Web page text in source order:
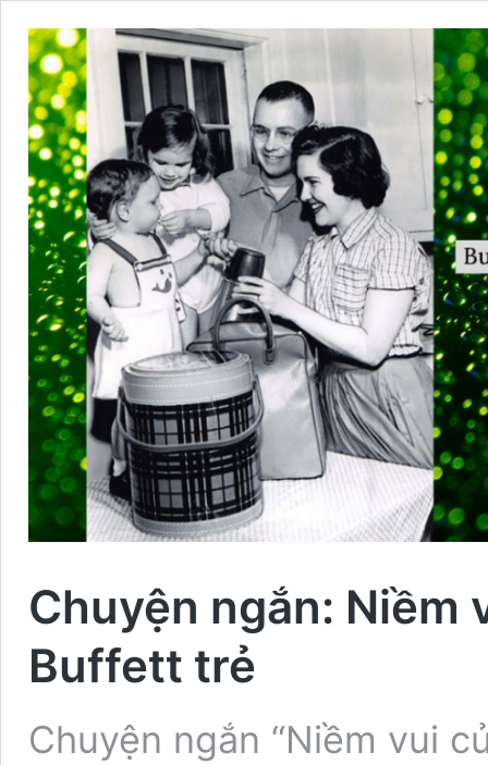
Chuyện ngắn: Niềm
Buffett trẻ
Chuyện ngắn “Niềm vui